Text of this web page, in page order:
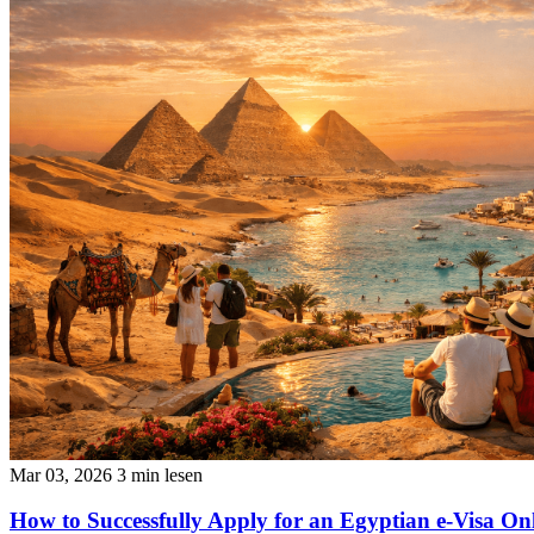
Mar 03, 2026 3 min lesen
How to Successfully Apply for an Egyptian e-Visa